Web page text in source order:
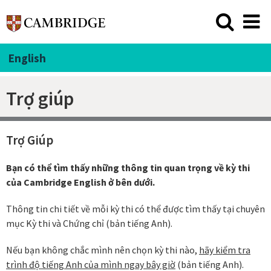
English
Trợ giúp
Trợ Giúp
Bạn có thể tìm thấy những thông tin quan trọng về kỳ thi
của Cambridge English ở bên dưới.
Thông tin chi tiết về mỗi kỳ thi có thể được tìm thấy tại chuyên
mục Kỳ thi và Chứng chỉ (bản tiếng Anh).
Nếu bạn không chắc mình nên chọn kỳ thi nào, hãy kiểm tra
trình độ tiếng Anh của mình ngay bây giờ (bản tiếng Anh).